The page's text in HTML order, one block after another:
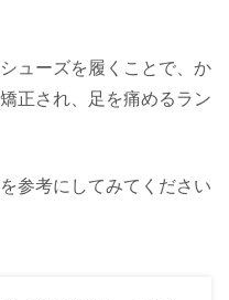
ューズを履くことで、か
正され、足を痛めるラン
参考にしてみてください